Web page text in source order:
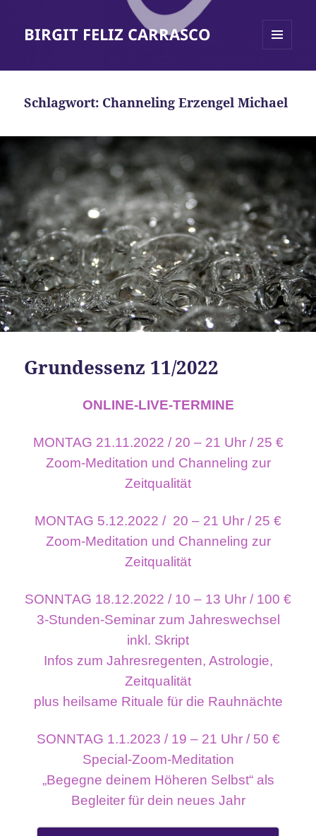
BIRGIT FELIZ CARRASCO
Schlagwort: Channeling Erzengel Michael
Grundessenz 11/2022
ONLINE-LIVE-TERMINE
MONTAG 21.11.2022 / 20 – 21 Uhr / 25 €
Zoom-Meditation und Channeling zur
Zeitqualität
MONTAG 5.12.2022 / 20 – 21 Uhr / 25 €
Zoom-Meditation und Channeling zur
Zeitqualität
SONNTAG 18.12.2022 / 10 – 13 Uhr / 100 €
3-Stunden-Seminar zum Jahreswechsel
inkl. Skript
Infos zum Jahresregenten, Astrologie,
Zeitqualität
plus heilsame Rituale für die Rauhnächte
SONNTAG 1.1.2023 / 19 – 21 Uhr / 50 €
Special-Zoom-Meditation
„Begegne deinem Höheren Selbst“ als
Begleiter für dein neues Jahr